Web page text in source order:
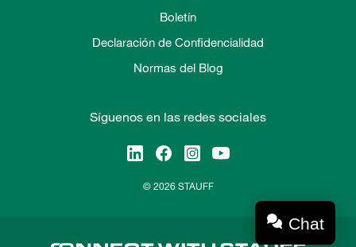
Boletín
Declaración de Confidencialidad
Normas del Blog
Síguenos en las redes sociales
© 2026 STAUFF
Chat